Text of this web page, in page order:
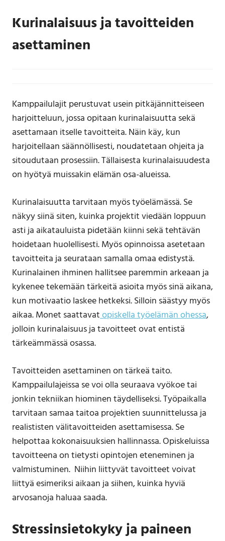
Kurinalaisuus ja tavoitteiden
asettaminen
Kamppailulajit perustuvat usein pitkäjännitteiseen
harjoitteluun, jossa opitaan kurinalaisuutta sekä
asettamaan itselle tavoitteita. Näin käy, kun
harjoitellaan säännöllisesti, noudatetaan ohjeita ja
sitoudutaan prosessiin. Tällaisesta kurinalaisuudesta
on hyötyä muissakin elämän osa-alueissa.
Kurinalaisuutta tarvitaan myös työelämässä. Se
näkyy siinä siten, kuinka projektit viedään loppuun
asti ja aikatauluista pidetään kiinni sekä tehtävän
hoidetaan huolellisesti. Myös opinnoissa asetetaan
tavoitteita ja seurataan samalla omaa edistystä.
Kurinalainen ihminen hallitsee paremmin arkeaan ja
kykenee tekemään tärkeitä asioita myös sinä aikana,
kun motivaatio laskee hetkeksi. Silloin säästyy myös
aikaa. Monet saattavatopiskella työelämän ohessa,
jolloin kurinalaisuus ja tavoitteet ovat entistä
tärkeämmässä osassa.
Tavoitteiden asettaminen on tärkeä taito.
Kamppailulajeissa se voi olla seuraava vyökoe tai
jonkin tekniikan hiominen täydelliseksi. Työpaikalla
tarvitaan samaa taitoa projektien suunnittelussa ja
realististen välitavoitteiden asettamisessa. Se
helpottaa kokonaisuuksien hallinnassa. Opiskeluissa
tavoitteena on tietysti opintojen eteneminen ja
valmistuminen. Niihin liittyvät tavoitteet voivat
liittyä esimeriksi aikaan ja siihen, kuinka hyviä
arvosanoja haluaa saada.
Stressinsietokyky ja paineen